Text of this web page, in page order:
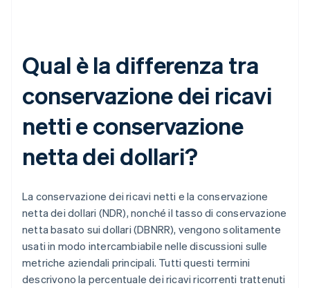
Qual è la differenza tra
conservazione dei ricavi
netti e conservazione
netta dei dollari?
La conservazione dei ricavi netti e la conservazione
netta dei dollari (NDR), nonché il tasso di conservazione
netta basato sui dollari (DBNRR), vengono solitamente
usati in modo intercambiabile nelle discussioni sulle
metriche aziendali principali. Tutti questi termini
descrivono la percentuale dei ricavi ricorrenti trattenuti